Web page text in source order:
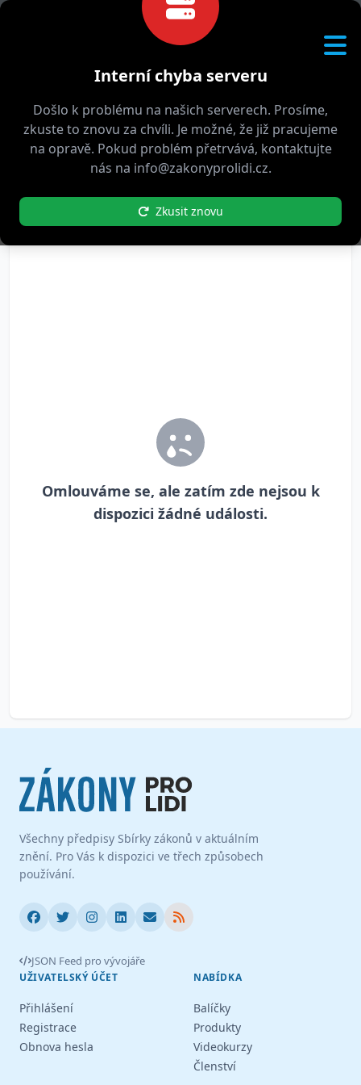
Interní chyba serveru
Došlo k problému na našich serverech. Prosíme,
zkuste to znovu za chvíli. Je možné, že již pracujeme
na opravě. Pokud problém přetrvává, kontaktujte
nás na info@zakonyprolidi.cz.
Zkusit znovu
Pomáháme
s porozuměním zákonům
Filtrujte podle: Témata Ceny
Data
Lektorů
Stavu Typu Způsobu
Omlouváme se, ale zatím zde nejsou k
dispozici žádné události.
Všechny předpisy Sbírky zákonů v aktuálním
znění. Pro Vás k dispozici ve třech způsobech
používání.
JSON Feed pro vývojáře
UŽIVATELSKÝ ÚČET
Přihlášení
Registrace
Obnova hesla
NABÍDKA
Balíčky
Produkty
Videokurzy
Členství